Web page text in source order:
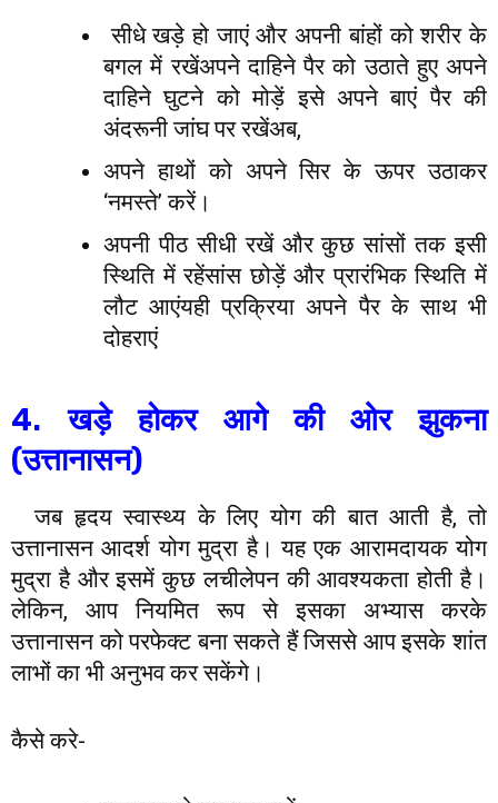
सीधे खड़े हो जाएं और अपनी बांहों को शरीर के
बगल में रखेंअपने दाहिने पैर को उठाते हुए अपने
दाहिने घुटने को मोड़ें इसे अपने बाएं पैर की
अंदरूनी जांघ पर रखेंअब,
अपने हाथों को अपने सिर के ऊपर उठाकर
‘नमस्ते’ करें।
अपनी पीठ सीधी रखें और कुछ सांसों तक इसी
स्थिति में रहेंसांस छोड़ें और प्रारंभिक स्थिति में
लौट आएंयही प्रक्रिया अपने पैर के साथ भी
दोहराएं
4. खड़े होकर आगे की ओर झुकना
(उत्तानासन)
जब हृदय स्वास्थ्य के लिए योग की बात आती है, तो
उत्तानासन आदर्श योग मुद्रा है। यह एक आरामदायक योग
मुद्रा है और इसमें कुछ लचीलेपन की आवश्यकता होती है।
लेकिन, आप नियमित रूप से इसका अभ्यास करके
उत्तानासन को परफेक्ट बना सकते हैं जिससे आप इसके शांत
लाभों का भी अनुभव कर सकेंगे।
कैसे करे-